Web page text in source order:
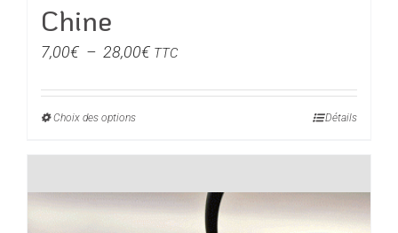
Chine
7,00€ – 28,00€Plage
prix :
TTC
Choix des optionsCe
plusieurs
variations.
Détails